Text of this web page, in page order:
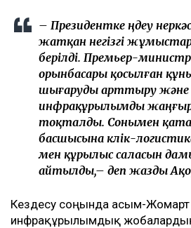
– Президентке өңдеу
жатқан негізгі
берілді. Премьер-
орынбасары қосылған
шығаруды арттыру және
инфрақұрылымды
тоқталды. Сонымен
басшысына көлік-
мен құрылыс саласын
айтылды,– деп жазды
Кездесу соңында Қасым-
инфрақұрылымдық